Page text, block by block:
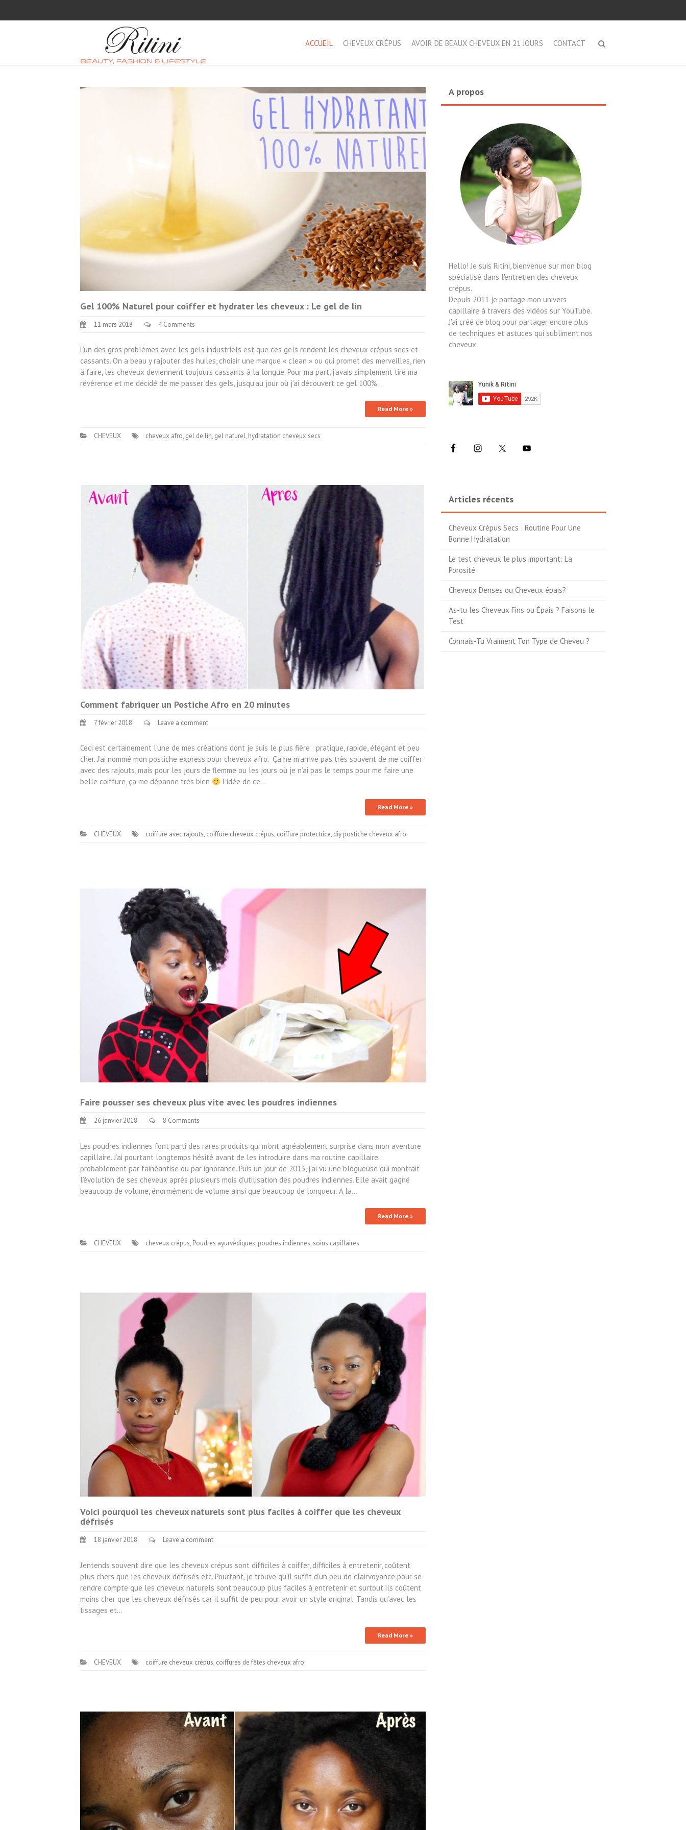
ACCUEIL CHEVEUX CRÉPUS AVOIR DE BEAUX CHEVEUX EN 21 JOURS CONTACT
Gel 100% Naturel pour coiffer et hydrater les cheveux : Le gel de lin
11 mars 2018 4 Comments
L’un des gros problèmes avec les gels industriels est que ces gels rendent les cheveux crépus secs et
cassants. On a beau y rajouter des huiles, choisir une marque « clean » ou qui promet des merveilles, rien
à faire, les cheveux deviennent toujours cassants à la longue. Pour ma part, j’avais simplement tiré ma
révérence et me décidé de me passer des gels, jusqu’au jour où j’ai découvert ce gel 100%…
Read More »
CHEVEUX cheveux afro, gel de lin, gel naturel, hydratation cheveux secs
Comment fabriquer un Postiche Afro en 20 minutes
7 février 2018 Leave a comment
Ceci est certainement l’une de mes créations dont je suis le plus fière : pratique, rapide, élégant et peu
cher. J’ai nommé mon postiche express pour cheveux afro. Ça ne m’arrive pas très souvent de me coiffer
avec des rajouts, mais pour les jours de flemme ou les jours où je n’ai pas le temps pour me faire une
belle coiffure, ça me dépanne très bien
L’idée de ce…
Read More »
CHEVEUX coiffure avec rajouts, coiffure cheveux crépus, coiffure protectrice, diy postiche cheveux afro
Faire pousser ses cheveux plus vite avec les poudres indiennes
26 janvier 2018 8 Comments
Les poudres indiennes font parti des rares produits qui m’ont agréablement surprise dans mon aventure
capillaire. J’ai pourtant longtemps hésité avant de les introduire dans ma routine capillaire…
probablement par fainéantise ou par ignorance. Puis un jour de 2013, j’ai vu une blogueuse qui montrait
l’évolution de ses cheveux après plusieurs mois d’utilisation des poudres indiennes. Elle avait gagné
beaucoup de volume, énormément de volume ainsi que beaucoup de longueur. A la…
Read More »
CHEVEUX cheveux crépus, Poudres ayurvédiques, poudres indiennes, soins capillaires
Voici pourquoi les cheveux naturels sont plus faciles à coiffer que les cheveux
défrisés
18 janvier 2018 Leave a comment
J’entends souvent dire que les cheveux crépus sont difficiles à coiffer, difficiles à entretenir, coûtent
plus chers que les cheveux défrisés etc. Pourtant, je trouve qu’il suffit d’un peu de clairvoyance pour se
rendre compte que les cheveux naturels sont beaucoup plus faciles à entretenir et surtout ils coûtent
moins cher que les cheveux défrisés car il suffit de peu pour avoir un style original. Tandis qu’avec les
tissages et…
Read More »
CHEVEUX coiffure cheveux crépus, coiffures de fêtes cheveux afro
A propos
Hello! Je suis Ritini, bienvenue sur mon blog
spécialisé dans l'entretien des cheveux
crépus.
Depuis 2011 je partage mon univers
capillaire à travers des vidéos sur YouTube.
J'ai créé ce blog pour partager encore plus
de techniques et astuces qui subliment nos
cheveux.
Articles récents
Cheveux Crépus Secs : Routine Pour Une
Bonne Hydratation
Le test cheveux le plus important: La
Porosité
Cheveux Denses ou Cheveux épais?
As-tu les Cheveux Fins ou Épais ? Faisons le
Test
Connais-Tu Vraiment Ton Type de Cheveu ?